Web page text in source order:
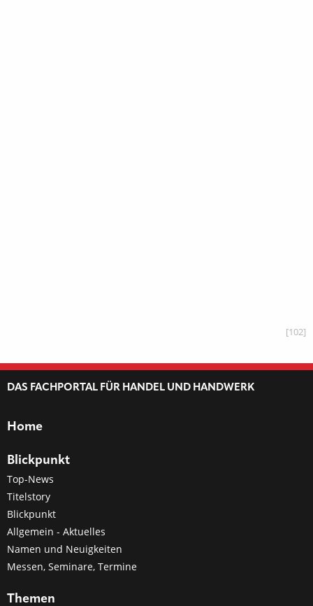
[102]
DAS FACHPORTAL FÜR HANDEL UND HANDWERK
Home
Blickpunkt
Top-News
Titelstory
Blickpunkt
Allgemein - Aktuelles
Namen und Neuigkeiten
Messen, Seminare, Termine
Themen